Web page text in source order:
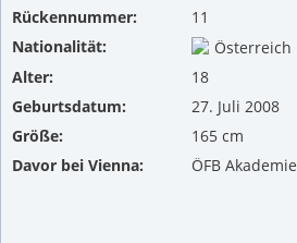
Rückennummer:
11
Nationalität:
Österreich
Alter:
18
Geburtsdatum:
27. Juli 2008
Größe:
165 cm
Davor bei Vienna:
ÖFB Akademie